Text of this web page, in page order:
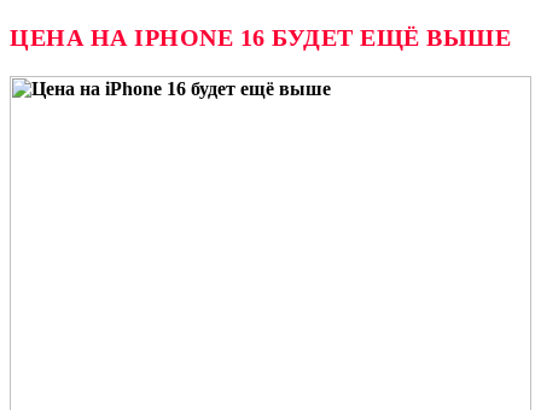
ЦЕНА НА IPHONE 16 БУДЕТ ЕЩЁ ВЫШЕ